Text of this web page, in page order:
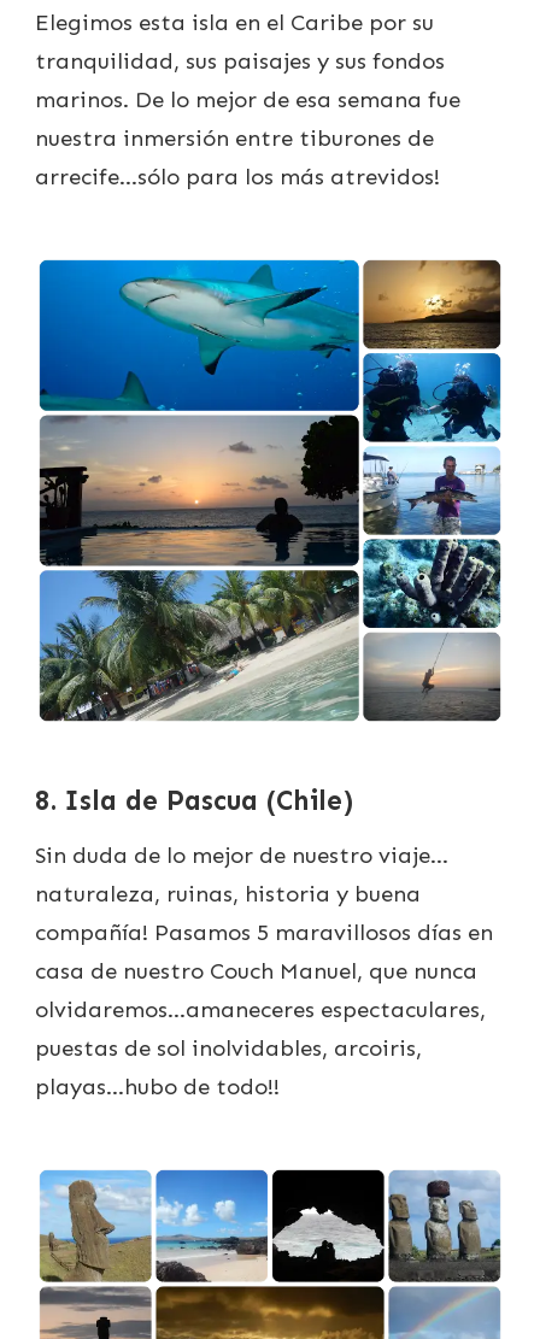
Elegimos esta isla en el Caribe por su
tranquilidad, sus paisajes y sus fondos
marinos. De lo mejor de esa semana fue
nuestra inmersión entre tiburones de
arrecife…sólo para los más atrevidos!
8. Isla de Pascua (Chile)
Sin duda de lo mejor de nuestro viaje…
naturaleza, ruinas, historia y buena
compañía! Pasamos 5 maravillosos días en
casa de nuestro Couch Manuel, que nunca
olvidaremos…amaneceres espectaculares,
puestas de sol inolvidables, arcoiris,
playas…hubo de todo!!